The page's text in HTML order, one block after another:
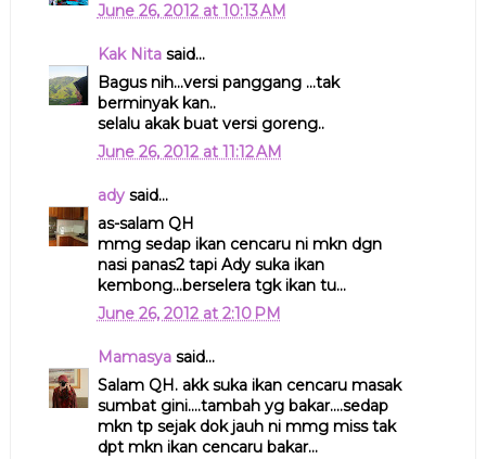
June 26, 2012 at 10:13 AM
Kak Nitasaid...
Bagus nih...versi panggang ...tak
berminyak kan..
selalu akak buat versi goreng..
June 26, 2012 at 11:12 AM
adysaid...
as-salam QH
mmg sedap ikan cencaru ni mkn dgn
nasi panas2 tapi Ady suka ikan
kembong...berselera tgk ikan tu...
June 26, 2012 at 2:10 PM
Mamasyasaid...
Salam QH. akk suka ikan cencaru masak
sumbat gini....tambah yg bakar....sedap
mkn tp sejak dok jauh ni mmg miss tak
dpt mkn ikan cencaru bakar...